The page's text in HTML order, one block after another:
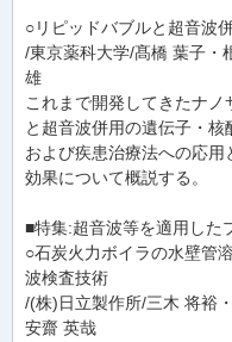
○リピッドバブルと超音波
/東京薬科大学/髙橋 葉子・
雄
これまで開発してきたナ
と超音波併用の遺伝子・核
および疾患治療法への応
効果について概説する。
■特集:超音波等を適用した
○石炭火力ボイラの水壁管
波検査技術
/(株)日立製作所/三木 将裕
安齋 英哉